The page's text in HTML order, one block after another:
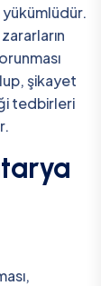
yükümlüdür.
şikayet
tedbirleri